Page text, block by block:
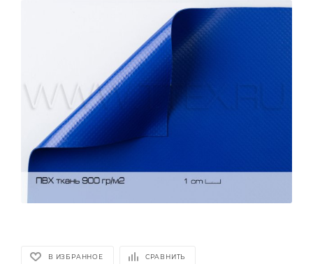
В ИЗБРАННОЕ СРАВНИТЬ